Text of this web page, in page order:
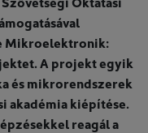
Mikroelektronik:
A projekt egyik
és mikrorendszerek
akadémia kiépítése.
reagál a